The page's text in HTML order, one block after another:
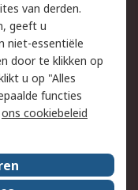
veiligheid
van derden.
geeft u
niet-essentiële
door te klikken op
u op "Alles
functies
ons cookiebeleid